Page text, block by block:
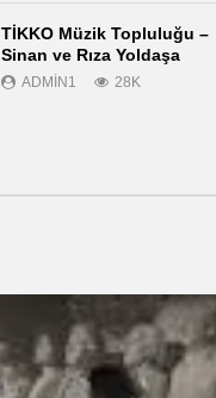
TİKKO Müzik Topluluğu –
Sinan ve Rıza Yoldaşa
ADMIN1 28K